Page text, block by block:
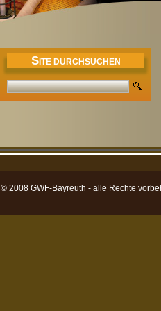
SITE DURCHSUCHEN
© 2008 GWF-Bayreuth - alle Rechte